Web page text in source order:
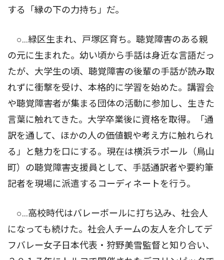
する「縁の下の力持ち」だ。
○…緑区生まれ、戸塚区育ち。聴覚障害のある親
の元に生まれた。幼い頃から手話は身近な言語だっ
たが、大学生の頃、聴覚障害の後輩の手話が読み取
れずに衝撃を受け、本格的に学習を始めた。講習会
や聴覚障害者が集まる団体の活動に参加し、生きた
言葉に触れてきた。大学卒業後に資格を取得。「通
訳を通して、ほかの人の価値観や考え方に触れられ
る」と魅力を口にする。現在は横浜ラポール（鳥山
町）の聴覚障害支援員として、手話通訳者や要約筆
記者を現場に派遣するコーディネートを行う。
○…高校時代はバレーボールに打ち込み、社会人
になっても続けた。社会人チームの友人を介してデ
フバレー女子日本代表・狩野美雪監督と知り合い、